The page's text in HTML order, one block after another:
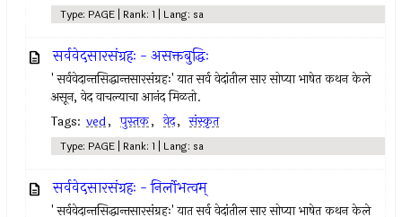
Type: PAGE | Rank: 1 | Lang: sa
सर्ववेदसारसंग्रहः - असक्तबुद्धिः
' सर्ववेदान्तसिद्धान्तसारसंग्रहः' यात सर्व वेदांतील सार सोप्या भाषेत कथन केले
असून, वेद वाचल्याचा आनंद मिळतो.
Tags: ved, पुस्तक, वेद, संस्कृत
Type: PAGE | Rank: 1 | Lang: sa
सर्ववेदसारसंग्रहः - निर्लोभत्वम्
' सर्ववेदान्तसिद्धान्तसारसंग्रहः' यात सर्व वेदांतील सार सोप्या भाषेत कथन केले